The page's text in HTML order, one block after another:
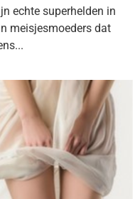
echte superhelden in
meisjesmoeders dat